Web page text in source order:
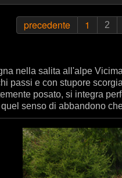
precedente 1 2
nella salita all'alpe
passi e con stupore
posato, si integra
senso di abbandono